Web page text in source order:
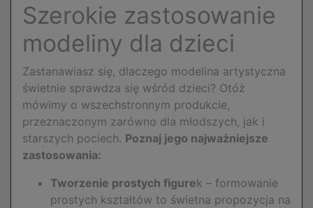
Szerokie zastosowanie
modeliny dla dzieci
Zastanawiasz się, dlaczego modelina artystyczna
świetnie sprawdza się wśród dzieci? Otóż
mówimy o wszechstronnym produkcie,
przeznaczonym zarówno dla młodszych, jak i
starszych pociech. Poznaj jego najważniejsze
zastosowania:
Tworzenie prostych figurek – formowanie
prostych kształtów to świetna propozycja na